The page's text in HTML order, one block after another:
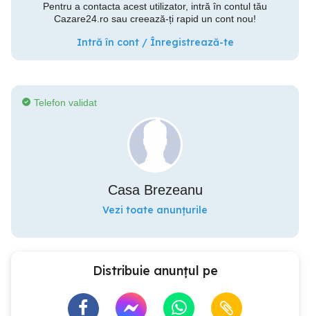
Pentru a contacta acest utilizator, intră în contul tău
Cazare24.ro sau creează-ți rapid un cont nou!
Intră în cont / Înregistrează-te
Telefon validat
Casa Brezeanu
Vezi toate anunțurile
Distribuie anunțul pe